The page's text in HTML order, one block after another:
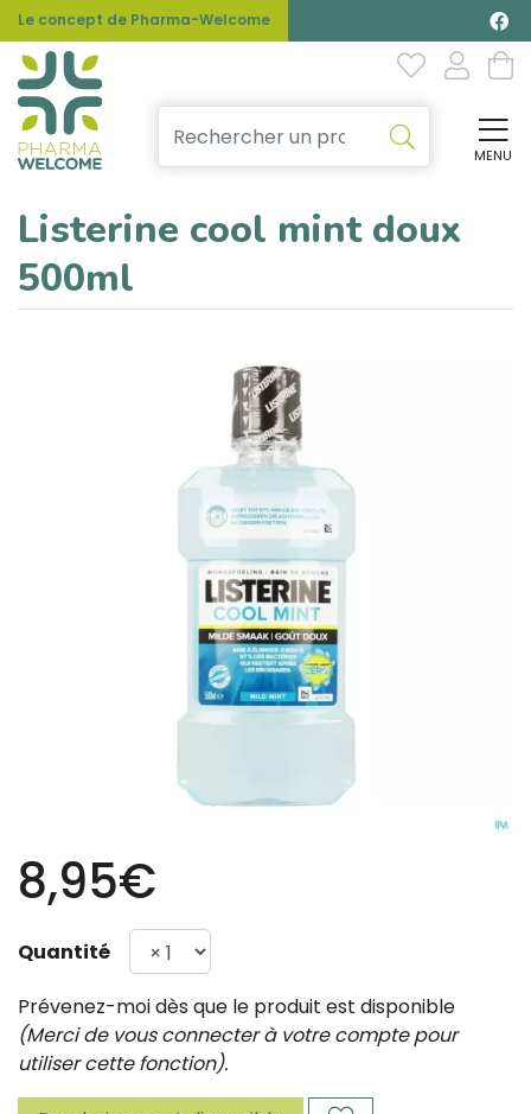
Le concept de Pharma-Welcome
MENU
Listerine cool mint doux
500ml
8,95€
Quantité
Prévenez-moi dès que le produit est disponible
(Merci de vous connecter à votre compte pour
utiliser cette fonction).